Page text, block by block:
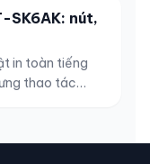
chạy điện 1
đồng —
SK6AK: nút,
in toàn tiếng
thao tác
nút menu